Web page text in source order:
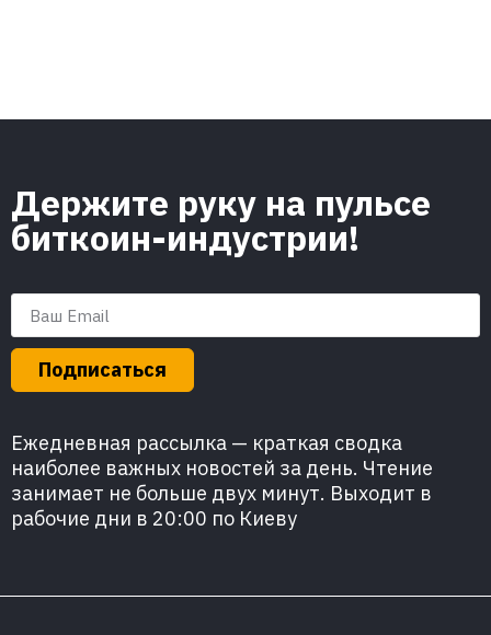
Держите руку на пульсе
биткоин-индустрии!
Подписаться
Ежедневная рассылка — краткая сводка
наиболее важных новостей за день. Чтение
занимает не больше двух минут. Выходит в
рабочие дни в 20:00 по Киеву